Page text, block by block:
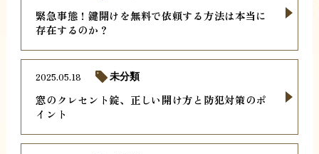
緊急事態！鍵開けを無料で依頼する方法は本当に
存在するのか？
窓のクレセント錠、正しい開け方と防犯対策のポ
イント
2025.05.18 未分類